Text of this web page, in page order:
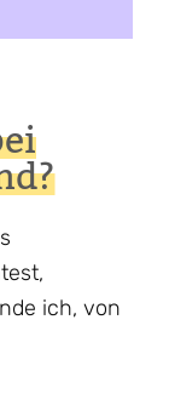
ich, von